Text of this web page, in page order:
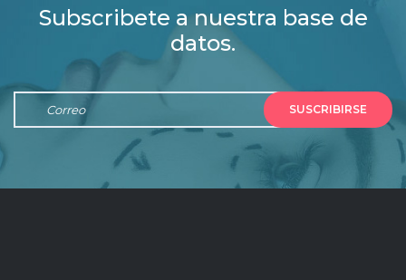
Subscribete a nuestra base de
datos.
SUSCRIBIRSE